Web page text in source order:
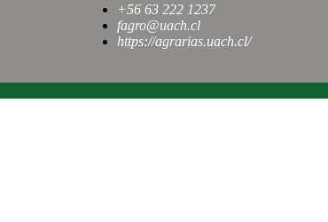
+56 63 222 1237
fagro@uach.cl
https://agrarias.uach.cl/